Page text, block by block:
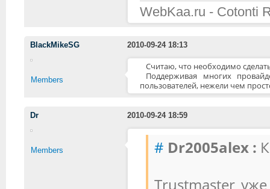
WebKaa.ru - Cotonti
BlackMikeSG 2010-09-24 18:13
Members
Считаю, что необходимо
Поддерживая многих
пользователей, нежели чем
Dr 2010-09-24 18:59
Members # Dr2005alex :
Trustmaster